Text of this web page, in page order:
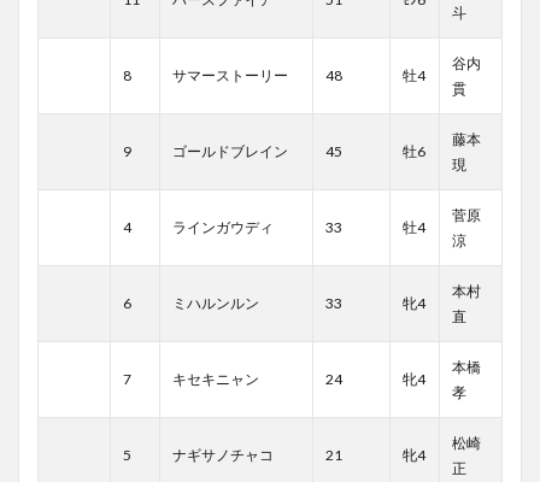
斗
8 サマーストーリー 48 牡4
谷内
貫
9 ゴールドブレイン 45 牡6
藤本
現
4 ラインガウディ 33 牡4
菅原
涼
6 ミハルンルン 33 牝4
本村
直
7 キセキニャン 24 牝4
本橋
孝
5 ナギサノチャコ 21 牝4
松崎
正